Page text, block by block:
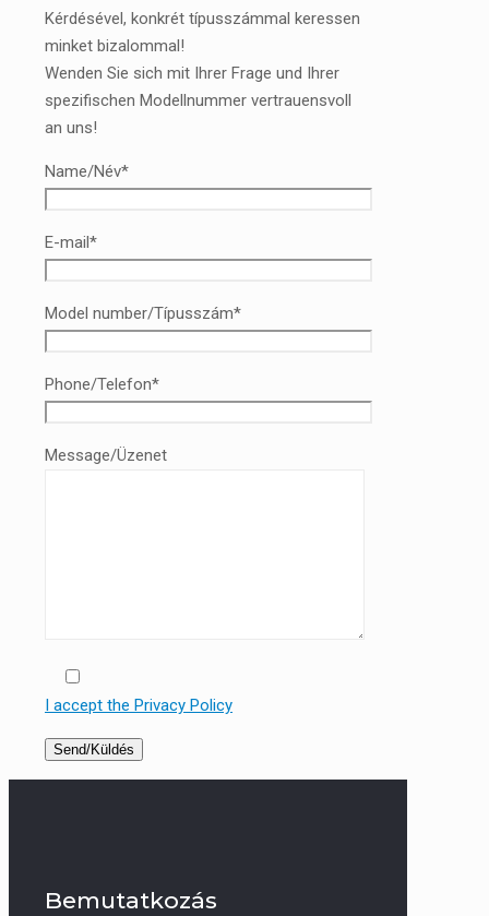
Kérdésével, konkrét típusszámmal keressen
minket bizalommal!
Wenden Sie sich mit Ihrer Frage und Ihrer
spezifischen Modellnummer vertrauensvoll
an uns!
Name/Név*
E-mail*
Model number/Típusszám*
Phone/Telefon*
Message/Üzenet
I accept the Privacy Policy
Bemutatkozás